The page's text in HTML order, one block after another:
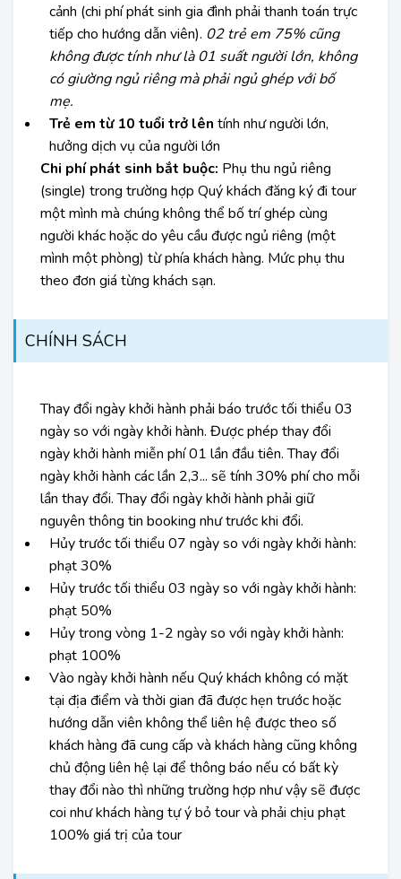
cảnh (chi phí phát sinh gia đình phải thanh toán trực
tiếp cho hướng dẫn viên). 02 trẻ em 75% cũng
không được tính như là 01 suất người lớn, không
có giường ngủ riêng mà phải ngủ ghép với bố
mẹ.
Trẻ em từ 10 tuổi trở lên tính như người lớn,
hưởng dịch vụ của người lớn
Chi phí phát sinh bắt buộc: Phụ thu ngủ riêng
(single) trong trường hợp Quý khách đăng ký đi tour
một mình mà chúng không thể bố trí ghép cùng
người khác hoặc do yêu cầu được ngủ riêng (một
mình một phòng) từ phía khách hàng. Mức phụ thu
theo đơn giá từng khách sạn.
CHÍNH SÁCH
Thay đổi ngày khởi hành phải báo trước tối thiểu 03
ngày so với ngày khởi hành. Được phép thay đổi
ngày khởi hành miễn phí 01 lần đầu tiên. Thay đổi
ngày khởi hành các lần 2,3... sẽ tính 30% phí cho mỗi
lần thay đổi. Thay đổi ngày khởi hành phải giữ
nguyên thông tin booking như trước khi đổi.
Hủy trước tối thiểu 07 ngày so với ngày khởi hành:
phạt 30%
Hủy trước tối thiểu 03 ngày so với ngày khởi hành:
phạt 50%
Hủy trong vòng 1-2 ngày so với ngày khởi hành:
phạt 100%
Vào ngày khởi hành nếu Quý khách không có mặt
tại địa điểm và thời gian đã được hẹn trước hoặc
hướng dẫn viên không thể liên hệ được theo số
khách hàng đã cung cấp và khách hàng cũng không
chủ động liên hệ lại để thông báo nếu có bất kỳ
thay đổi nào thì những trường hợp như vậy sẽ được
coi như khách hàng tự ý bỏ tour và phải chịu phạt
100% giá trị của tour